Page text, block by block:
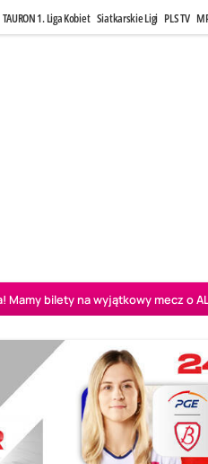
TAURON 1. Liga Kobiet Siatkarskie Ligi PLS TV
Mamy bilety na wyjątkowy mecz o